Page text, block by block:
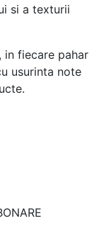
si a texturii
in fiecare pahar
usurinta note